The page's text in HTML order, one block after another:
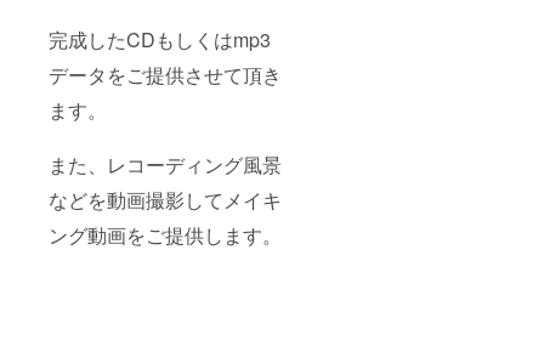
完成したCDもしくはmp3
データをご提供させて頂き
ます。
また、レコーディング風景
などを動画撮影してメイキ
ング動画をご提供します。